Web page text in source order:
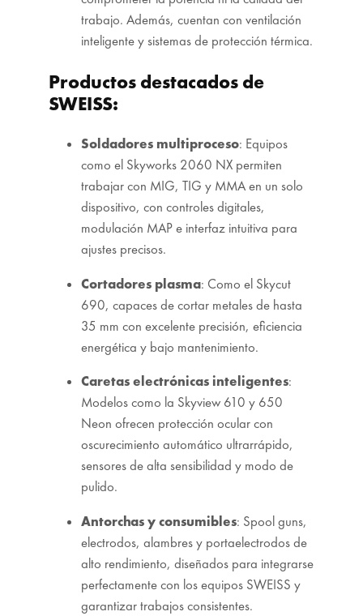
trabajo. Además, cuentan con ventilación
inteligente y sistemas de protección térmica.
Productos destacados de
SWEISS:
Soldadores multiproceso: Equipos
como el Skyworks 2060 NX permiten
trabajar con MIG, TIG y MMA en un solo
dispositivo, con controles digitales,
modulación MAP e interfaz intuitiva para
ajustes precisos.
Cortadores plasma: Como el Skycut
690, capaces de cortar metales de hasta
35 mm con excelente precisión, eficiencia
energética y bajo mantenimiento.
Caretas electrónicas inteligentes:
Modelos como la Skyview 610 y 650
Neon ofrecen protección ocular con
oscurecimiento automático ultrarrápido,
sensores de alta sensibilidad y modo de
pulido.
Antorchas y consumibles: Spool guns,
electrodos, alambres y portaelectrodos de
alto rendimiento, diseñados para integrarse
perfectamente con los equipos SWEISS y
garantizar trabajos consistentes.